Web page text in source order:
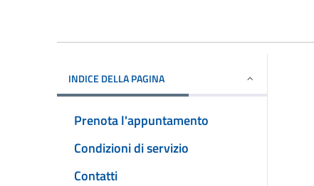
INDICE DELLA PAGINA
Prenota l'appuntamento
Condizioni di servizio
Contatti